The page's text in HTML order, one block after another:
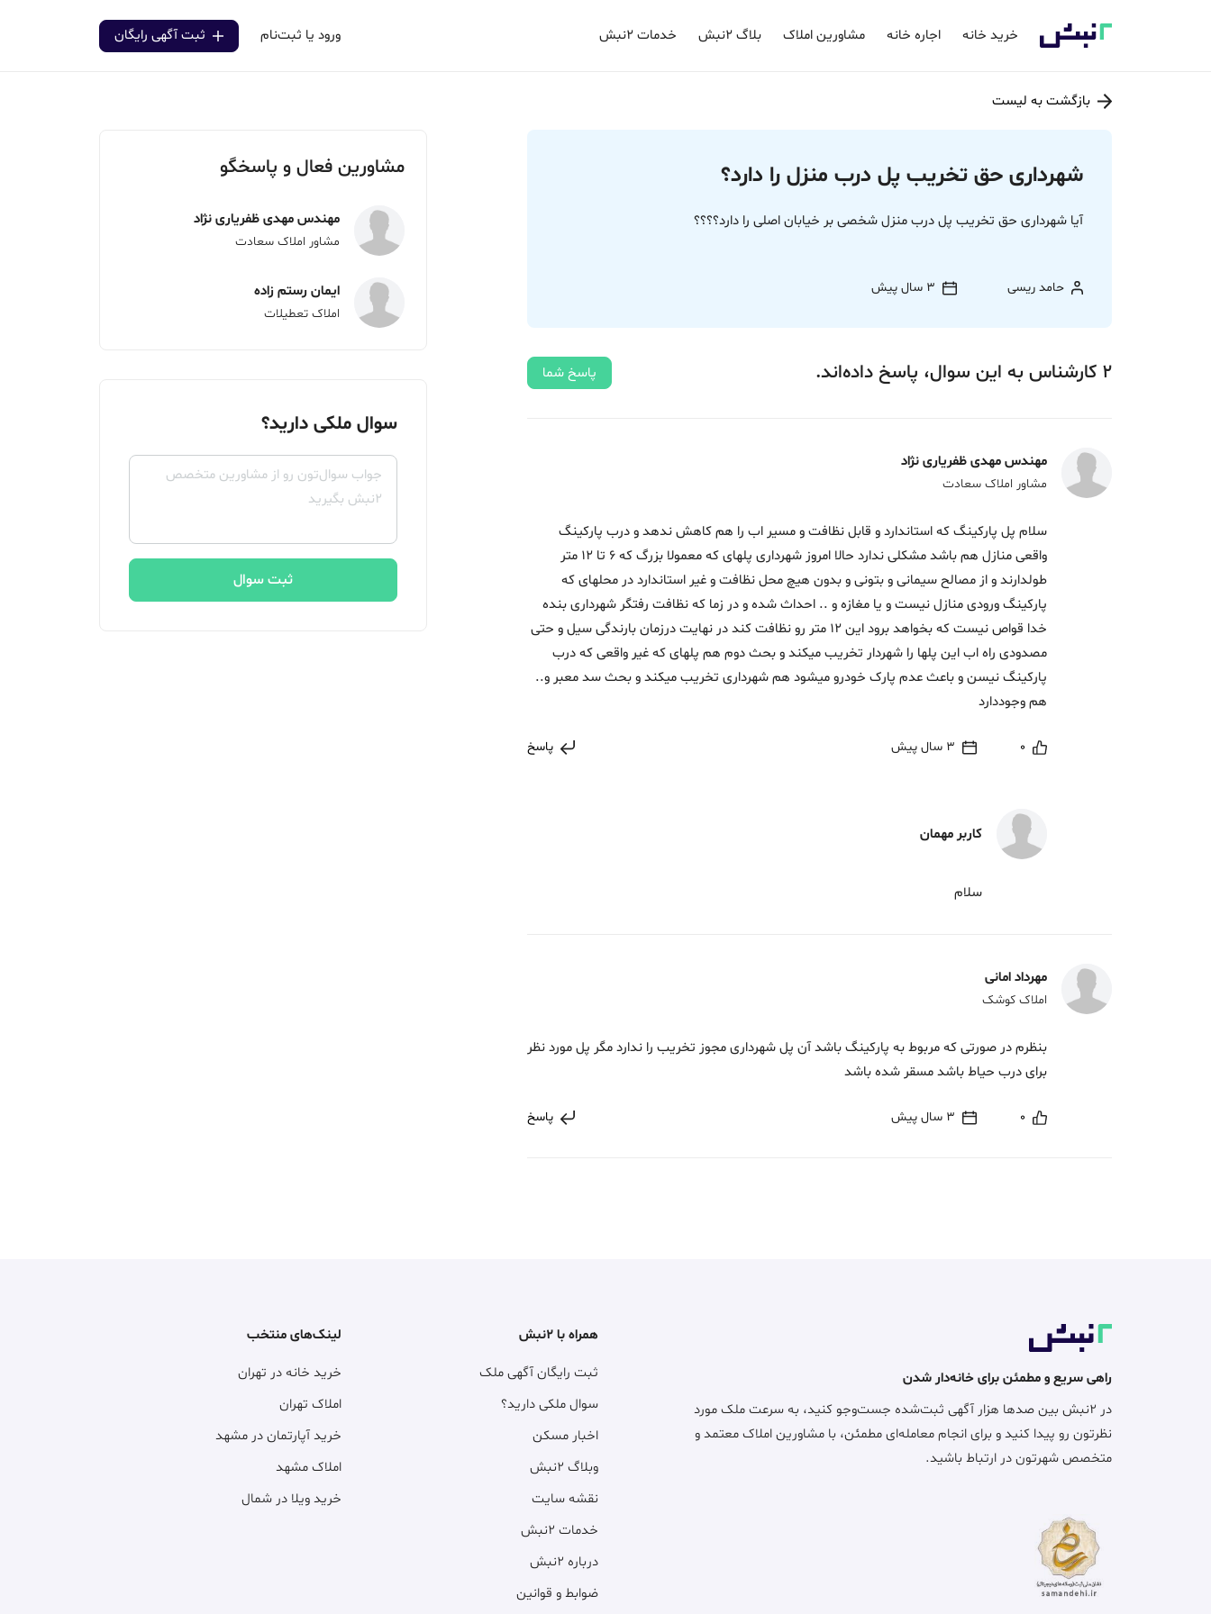
خرید خانه اجاره خانه مشاورین املاک بلاگ ۲نبش خدمات ۲نبش ورود یا ثبت‌نام ثبت آگهی رایگان
بازگشت به لیست
شهرداری حق تخریب پل درب منزل را دارد؟
آیا شهرداری حق تخریب پل درب منزل شخصی بر خیابان اصلی را دارد؟؟؟؟
حامد ریسی 3 سال پیش
2 کارشناس به این سوال، پاسخ داده‌اند. پاسخ شما
مهندس مهدی ظفریاری نژاد
مشاور املاک سعادت
سلام پل پارکینگ که استاندارد و قابل نظافت و مسیر اب را هم کاهش ندهد و درب پارکینگ
واقعی منازل هم باشد مشکلی ندارد حالا امروز شهرداری پلهای که معمولا بزرگ که 6 تا 12 متر
طولدارند و از مصالح سیمانی و بتونی و بدون هیچ محل نظافت و غیر استاندارد در محلهای که
پارکینگ ورودی منازل نیست و یا مغازه و .. احداث شده و در زما که نظافت رفتگر شهرداری بنده
خدا قواص نیست که بخواهد برود این 12 متر رو نظافت کند در نهایت درزمان بارندگی سیل و حتی
مصدودی راه اب این پلها را شهردار تخریب میکند و بحث دوم هم پلهای که غیر واقعی که درب
پارکینگ نیسن و باعث عدم پارک خودرو میشود هم شهرداری تخریب میکند و بحث سد معبر و..
هم وجوددارد
0 3 سال پیش پاسخ
کاربر مهمان
سلام
مهرداد امانی
املاک کوشک
بنظرم در صورتی که مربوط به پارکینگ باشد آن پل شهرداری مجوز تخریب را ندارد مگر پل مورد نظر
برای درب حیاط باشد مسقر شده باشد
0 3 سال پیش پاسخ
مشاورین فعال و پاسخگو
مهندس مهدی ظفریاری نژاد
مشاور املاک سعادت
ایمان رستم زاده
املاک تعطیلات
سوال ملکی دارید؟
ثبت سوال
راهی سریع و مطمئن برای خانه‌دار شدن
در ۲نبش بین صدها هزار آگهی ثبت‌شده جست‌وجو کنید، به سرعت ملک مورد
نظرتون رو پیدا کنید و برای انجام معامله‌ای مطمئن، با مشاورین املاک معتمد و
متخصص شهرتون در ارتباط باشید.
همراه با ۲نبش
ثبت رایگان آگهی ملک
سوال ملکی دارید؟
اخبار مسکن
وبلاگ ۲نبش
نقشه سایت
خدمات ۲نبش
درباره ۲نبش
ضوابط و قوانین
لینک‌های منتخب
خرید خانه در تهران
املاک تهران
خرید آپارتمان در مشهد
املاک مشهد
خرید ویلا در شمال